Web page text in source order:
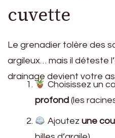
cuvette
Le grenadier tolère des
argileux… mais il déteste
drainage devient votre
Choisissez un
profond (les
Ajoutez une